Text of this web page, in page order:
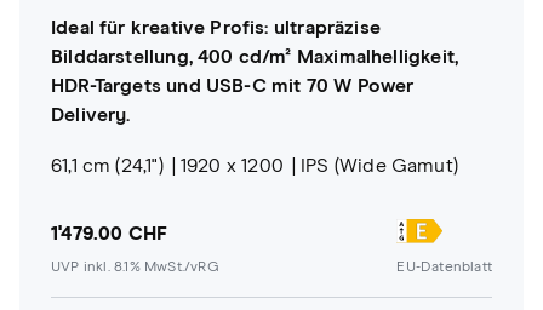
Ideal für kreative Profis: ultrapräzise
Bilddarstellung, 400 cd/m² Maximalhelligkeit,
HDR-Targets und USB-C mit 70 W Power
Delivery.
61,1 cm (24,1") 1920 x 1200 IPS (Wide Gamut)
1'479.00 CHF
UVP inkl. 8.1% MwSt./vRG EU-Datenblatt